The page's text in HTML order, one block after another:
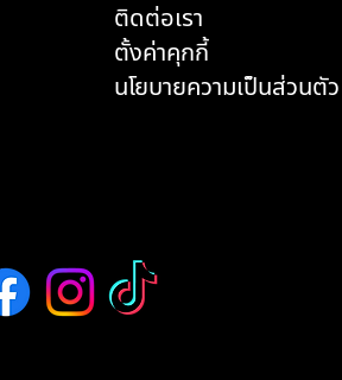
ติดต่อเรา
ตั้งค่าคุกกี้
นโยบายความเป็นส่วนตัว